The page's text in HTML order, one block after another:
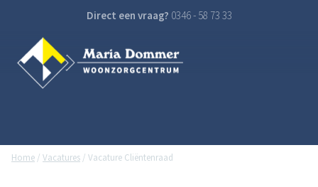
Direct een vraag? 0346 - 58 73 33
Home / Vacatures / Vacature Cliëntenraad